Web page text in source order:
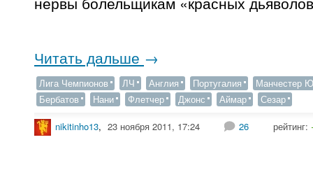
Читать дальше →
Лига Чемпионов ЛЧ Англия Португалия
Манчестер
Бербатов
Нани Флетчер Джонс Аймар Сезар
nikitinho13, 23 ноября 2011, 17:24 26 рейтинг: